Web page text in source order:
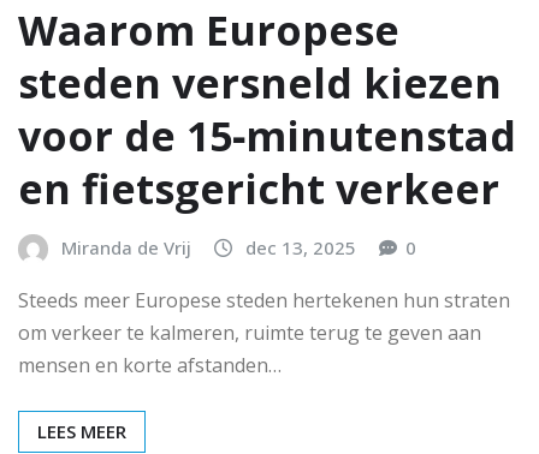
Waarom Europese
steden versneld kiezen
voor de 15‑minutenstad
en fietsgericht verkeer
Miranda de Vrij dec 13, 2025 0
Steeds meer Europese steden hertekenen hun straten
om verkeer te kalmeren, ruimte terug te geven aan
mensen en korte afstanden…
LEES MEER